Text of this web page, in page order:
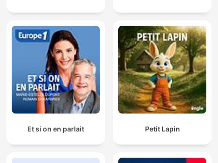
#słuchowiska
#dladzieci
#rodzina
Et si on en parlait Petit Lapin